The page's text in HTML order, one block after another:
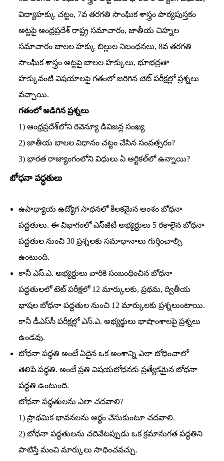
విద్యాహక్కు చట్టం, 7వ తరగతి సాంఘిక శాస్త్రం పాఠ్యపుస్తకం
అట్టపై ఆంధ్రప్రదేశ్‌ రాష్ట్ర సమాచారం, జాతీయ చిహ్నల
సమాచారం బాలల హక్కు బిల్లుల నిబంధనలు, 8వ తరగతి
సాంఘిక శాస్త్రం అట్టపై బాలల హక్కులు, భూభద్రతా
హక్కువంటి విషయాలపై గతంలో జరిగిన టెట్‌ పరీక్షల్లో ప్రశ్నలు
వచ్చాయి.
గతంలో అడిగిన ప్రశ్నలు
1) ఆంధ్రప్రదేశ్‌లోని రెవెన్యూ డివిజన్ల సంఖ్య
2) జాతీయ బాలల విధానం చట్టం చేసిన సంవత్సరం?
3) భారత రాజ్యాంగంలోని విధులు ఏ ఆర్టికల్‌లో ఉన్నాయి?
బోధనా పద్ధతులు
ఉపాధ్యాయ ఉద్యోగ సాధనలో కీలకమైన అంశం బోధనా
పద్ధతులు. ఈ విభాగంలో ఎస్‌జీటీ అభ్యర్థులు 5 రకాలైన బోధనా
పద్ధతుల నుంచి 30 ప్రశ్నలకు సమాధానాలు గుర్తించాల్సి
ఉంటుంది.
కానీ ఎస్‌.ఎ. అభ్యర్థులు వారికి సంబంధించిన బోధనా
పద్ధతులలో టెట్‌ పరీక్షలో 12 మార్కులకు, ప్రథమ, ద్వితీయ
భాషల బోధనా పద్ధతుల నుంచి 12 మార్కులకు ప్రశ్నలుంటాయి.
కానీ డీఎస్‌సీ పరీక్షల్లో ఎస్‌.ఎ. అభ్యర్థులు భాషాంశాలపై ప్రశ్నలు
ఉండవు.
బోధనా పద్ధతి అంటే ఏదైన ఒక అంశాన్ని ఎలా బోధించాలో
తెలిపే పద్ధతి. అంటే ప్రతి విషయబోధనకు ప్రత్యేకమైన బోధనా
పద్ధతి ఉంటుంది.
బోధనా పద్ధతులను ఎలా చదవాలి?
1) ప్రాథమిక భావనలను అర్థం చేసుకుంటూ చదవాలి.
2) బోధనా పద్ధతులను చదివేటప్పుడు ఒక క్రమానుగత పద్ధతిని
పాటిస్తే మంచి మార్కులు సాధించవచ్చు.